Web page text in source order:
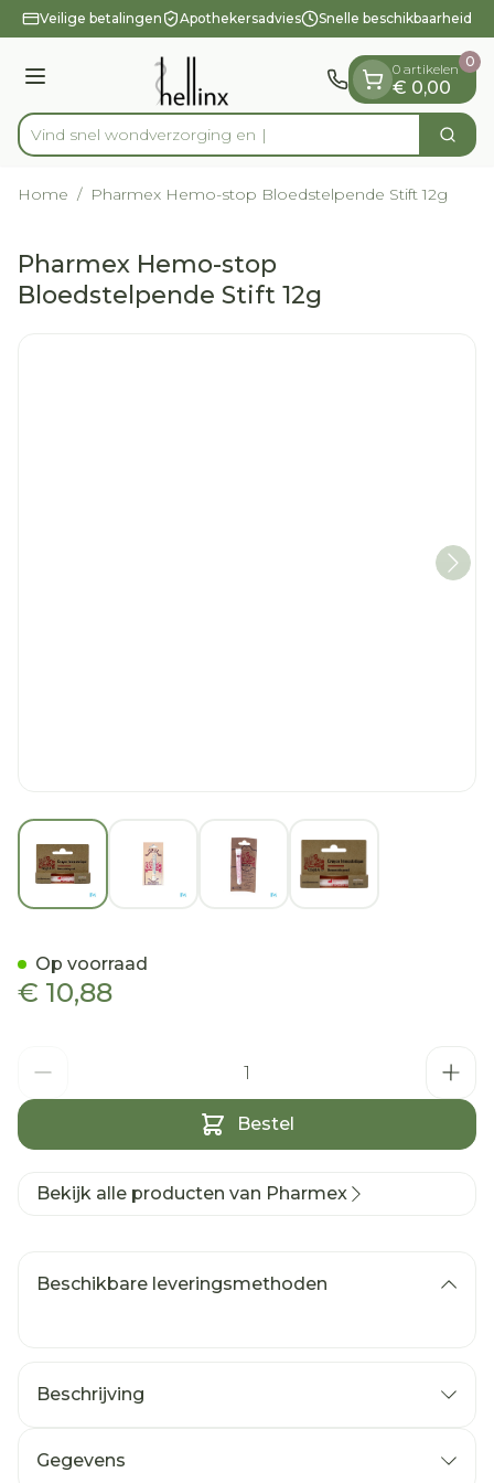
Ga naar de inhoud
1 van 1
Veilige betalingen Apothekersadvies Snelle beschikbaarheid
Menu
Product, merk, categorie...
Vind snel wondverz Zoek
0 artikelen
€ 0,00
0
Home / Pharmex Hemo-stop Bloedstelpende Stift 12g
Pharmex Hemo-stop
Bloedstelpende Stift 12g
View larger image
€ 10,88
Bestel
Op voorraad
Bekijk alle producten van Pharmex
Beschikbare leveringsmethoden
Beschrijving
Gegevens